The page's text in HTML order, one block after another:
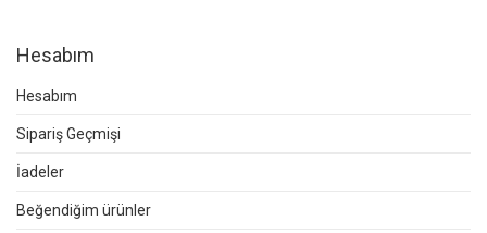
Hesabım
Hesabım
Sipariş Geçmişi
İadeler
Beğendiğim ürünler